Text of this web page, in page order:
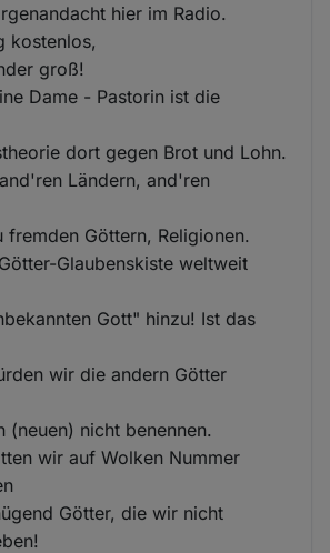
hier im Radio.
kostenlos,
groß!
Dame - Pastorin ist die
dort gegen Brot und Lohn.
Ländern, and'ren
fremden Göttern, Religionen.
Glaubenskiste weltweit
Gott" hinzu! Ist das
wir die andern Götter
(neuen) nicht benennen.
wir auf Wolken Nummer
Götter, die wir nicht